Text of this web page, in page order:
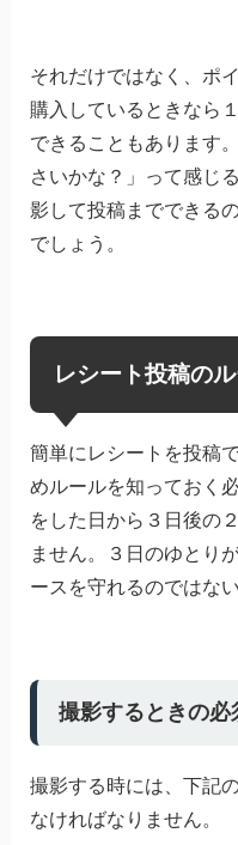
それだけではなく、ポ
購入しているときなら
できることもあります
さいかな？」って感じ
影して投稿までできる
でしょう。
レシート投稿の
簡単にレシートを投稿
めルールを知っておく
をした日から３日後の
ません。３日のゆとり
ースを守れるのではな
撮影するときの必
撮影する時には、下記
なければなりません。